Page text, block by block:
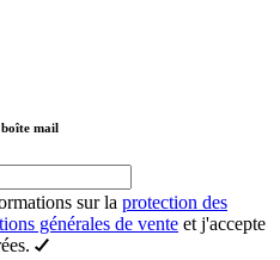
mail
sur la protection des
générales de vente et j'accepte